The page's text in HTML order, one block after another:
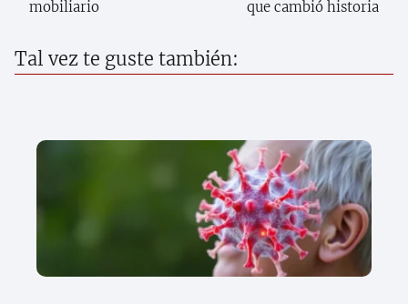
mobiliario que cambió historia
Tal vez te guste también: